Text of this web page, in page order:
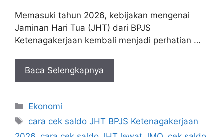
Memasuki tahun 2026, kebijakan mengenai
Jaminan Hari Tua (JHT) dari BPJS
Ketenagakerjaan kembali menjadi perhatian …
Baca Selengkapnya
Kategori
Ekonomi
Tag
cara cek saldo JHT BPJS Ketenagakerjaan